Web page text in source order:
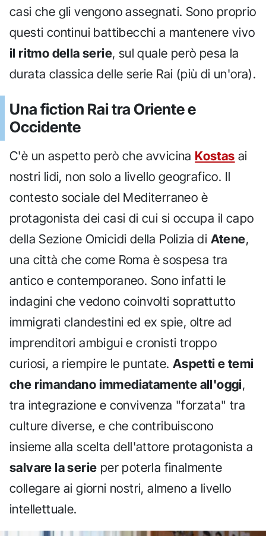
casi che gli vengono assegnati. Sono proprio
questi continui battibecchi a mantenere vivo
il ritmo della serie, sul quale però pesa la
durata classica delle serie Rai (più di un'ora).
Una fiction Rai tra Oriente e
Occidente
C'è un aspetto però che avvicina Kostas ai
nostri lidi, non solo a livello geografico. Il
contesto sociale del Mediterraneo è
protagonista dei casi di cui si occupa il capo
della Sezione Omicidi della Polizia di Atene,
una città che come Roma è sospesa tra
antico e contemporaneo. Sono infatti le
indagini che vedono coinvolti soprattutto
immigrati clandestini ed ex spie, oltre ad
imprenditori ambigui e cronisti troppo
curiosi, a riempire le puntate. Aspetti e temi
che rimandano immediatamente all'oggi,
tra integrazione e convivenza "forzata" tra
culture diverse, e che contribuiscono
insieme alla scelta dell'attore protagonista a
salvare la serie per poterla finalmente
collegare ai giorni nostri, almeno a livello
intellettuale.